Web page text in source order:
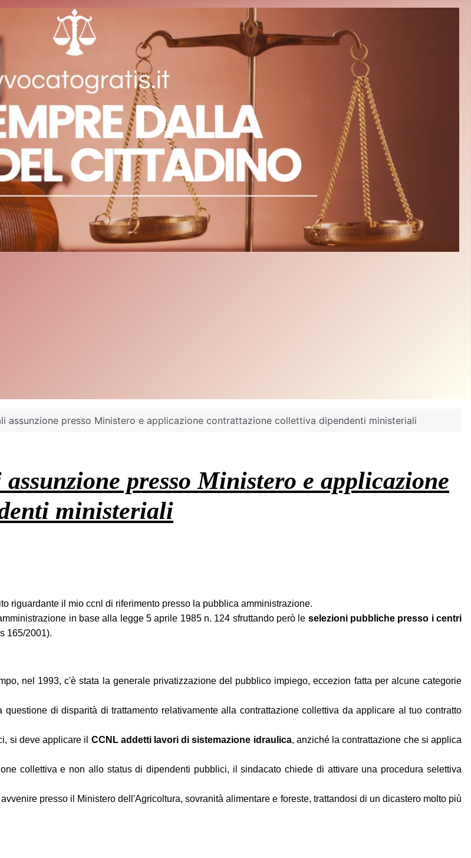
assunzione presso Ministero e applicazione contrattazione collettiva dipendenti ministeriali
presso Ministero e applicazione
ministeriali
riguardante il mio ccnl di riferimento presso la pubblica amministrazione.
in base alla legge 5 aprile 1985 n. 124 sfruttando però le selezioni pubbliche presso i centri
165/2001).
nel 1993, c'è stata la generale privatizzazione del pubblico impiego, eccezion fatta per alcune categorie
di disparità di trattamento relativamente alla contrattazione collettiva da applicare al tuo contratto
si deve applicare il CCNL addetti lavori di sistemazione idraulica, anziché la contrattazione che si applica
collettiva e non allo status di dipendenti pubblici, il sindacato chiede di attivare una procedura selettiva
presso il Ministero dell'Agricoltura, sovranità alimentare e foreste, trattandosi di un dicastero molto più